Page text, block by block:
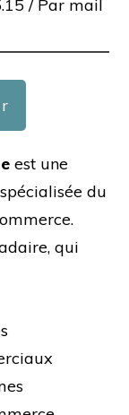
/ Par mail
est une
du
qui